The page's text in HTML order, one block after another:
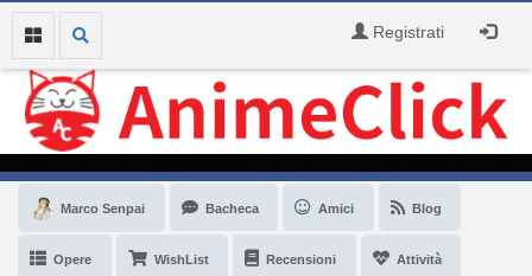
Registrati
Marco Senpai Bacheca Amici Blog
Opere WishList Recensioni Attività